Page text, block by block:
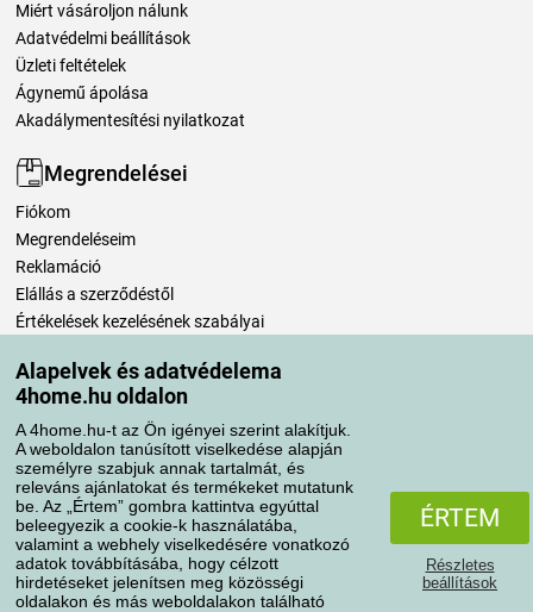
Alapelvek és adatvédelema
4home.hu oldalon
A 4home.hu-t az Ön igényei szerint alakítjuk.
A weboldalon tanúsított viselkedése alapján
személyre szabjuk annak tartalmát, és
releváns ajánlatokat és termékeket mutatunk
be. Az „Értem” gombra kattintva egyúttal
beleegyezik a cookie-k használatába,
valamint a webhely viselkedésére vonatkozó
adatok továbbításába, hogy célzott
hirdetéseket jelenítsen meg közösségi
oldalakon és más weboldalakon található
ÉRTEM
Részletes
beállítások
Miért vásároljon nálunk
Adatvédelmi beállítások
Üzleti feltételek
Ágynemű ápolása
Akadálymentesítési nyilatkozat
Megrendelései
Fiókom
Megrendeléseim
Reklamáció
Elállás a szerződéstől
Értékelések kezelésének szabályai
Szállítási módok
Fizetési módok